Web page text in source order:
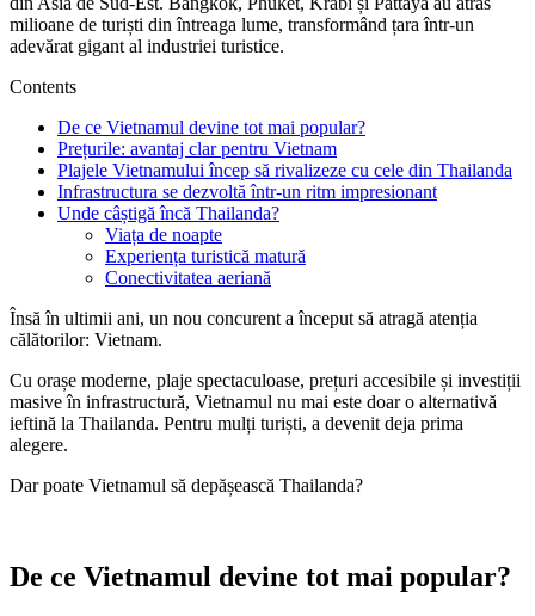
milioane de turiști din întreaga lume, transformând țara într-un
adevărat gigant al industriei turistice.
Contents
De ce Vietnamul devine tot mai popular?
Prețurile: avantaj clar pentru Vietnam
Plajele Vietnamului încep să rivalizeze cu cele din Thailanda
Infrastructura se dezvoltă într-un ritm impresionant
Unde câștigă încă Thailanda?
Viața de noapte
Experiența turistică matură
Conectivitatea aeriană
Însă în ultimii ani, un nou concurent a început să atragă atenția
călătorilor: Vietnam.
Cu orașe moderne, plaje spectaculoase, prețuri accesibile și investiții
masive în infrastructură, Vietnamul nu mai este doar o alternativă
ieftină la Thailanda. Pentru mulți turiști, a devenit deja prima
alegere.
Dar poate Vietnamul să depășească Thailanda?
De ce Vietnamul devine tot mai popular?